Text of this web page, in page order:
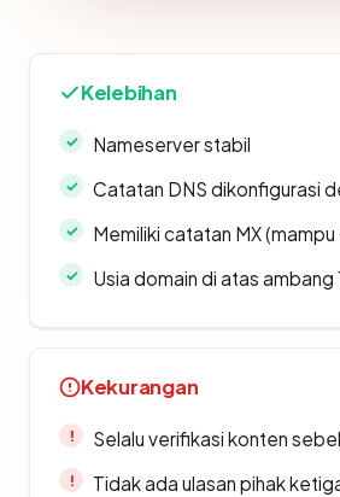
Kelebihan
Nameserver stabil
Catatan DNS dikonfigurasi
Memiliki catatan MX (mampu
Usia domain di atas ambang
Kekurangan
Selalu verifikasi konten
Tidak ada ulasan pihak